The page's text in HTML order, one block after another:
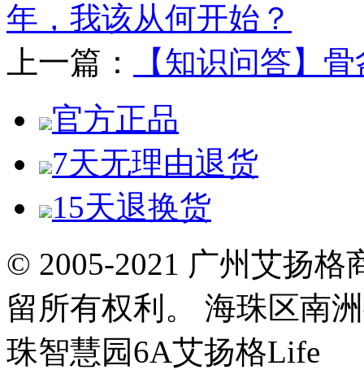
年，我该从何开始？
上一篇：
【知识问答】
官方正品
7天无理由退货
15天退换货
© 2005-2021 广州艾扬
留所有权利。 海珠区南
珠智慧园6A艾扬格Life